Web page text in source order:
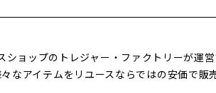
ョップのトレジャー・ファクトリーが運
なアイテムをリユースならではの安価で販